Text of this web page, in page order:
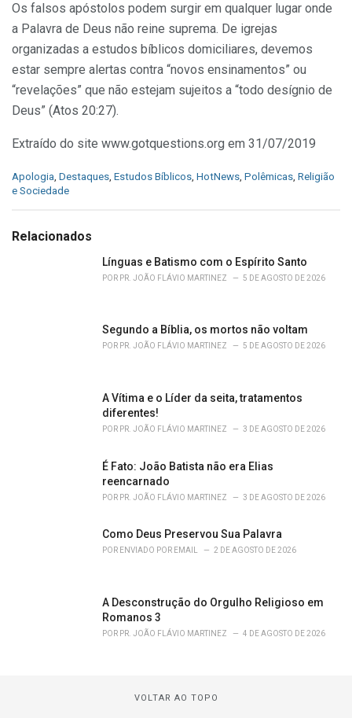
Os falsos apóstolos podem surgir em qualquer lugar onde
a Palavra de Deus não reine suprema. De igrejas
organizadas a estudos bíblicos domiciliares, devemos
estar sempre alertas contra “novos ensinamentos” ou
“revelações” que não estejam sujeitos a “todo desígnio de
Deus” (Atos 20:27).
Extraído do site www.gotquestions.org em 31/07/2019
C
a
g
Apologia, Destaques, Estudos Bíblicos, HotNews, Polêmicas, Religião
e Sociedade
Relacionados
Línguas e Batismo com o Espírito Santo
POR PR. JOÃO FLÁVIO MARTINEZ 5 DE AGOSTO DE 2026
Segundo a Bíblia, os mortos não voltam
POR PR. JOÃO FLÁVIO MARTINEZ 5 DE AGOSTO DE 2026
A Vítima e o Líder da seita, tratamentos
diferentes!
POR PR. JOÃO FLÁVIO MARTINEZ 3 DE AGOSTO DE 2026
É Fato: João Batista não era Elias
reencarnado
POR PR. JOÃO FLÁVIO MARTINEZ 3 DE AGOSTO DE 2026
Como Deus Preservou Sua Palavra
POR ENVIADO POR EMAIL 2 DE AGOSTO DE 2026
A Desconstrução do Orgulho Religioso em
Romanos 3
POR PR. JOÃO FLÁVIO MARTINEZ 4 DE AGOSTO DE 2026
VOLTAR AO TOPO